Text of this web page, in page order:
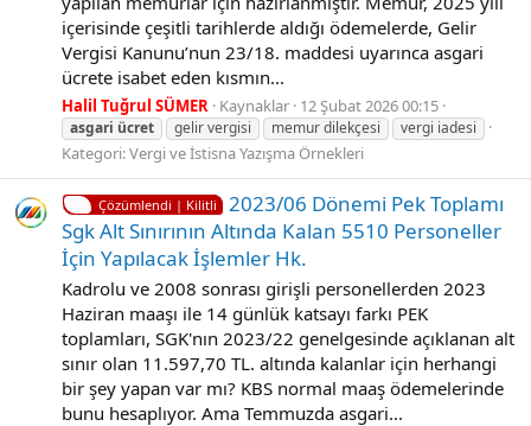
içerisinde çeşitli tarihlerde aldığı ödemelerde, Gelir
Vergisi Kanunu’nun 23/18. maddesi uyarınca asgari
ücrete isabet eden kısmın...
Halil Tuğrul SÜMER Kaynaklar 12 Şubat 2026 00:15
asgari ücret gelir vergisi memur dilekçesi vergi iadesi
Kategori:Vergi ve İstisna Yazışma Örnekleri
Çözümlendi | Kilitli
2023/06 Dönemi Pek Toplamı
Sgk Alt Sınırının Altında Kalan 5510 Personeller
İçin Yapılacak İşlemler Hk.
Kadrolu ve 2008 sonrası girişli personellerden 2023
Haziran maaşı ile 14 günlük katsayı farkı PEK
toplamları, SGK'nın 2023/22 genelgesinde açıklanan alt
sınır olan 11.597,70 TL. altında kalanlar için herhangi
bir şey yapan var mı? KBS normal maaş ödemelerinde
bunu hesaplıyor. Ama Temmuzda asgari...